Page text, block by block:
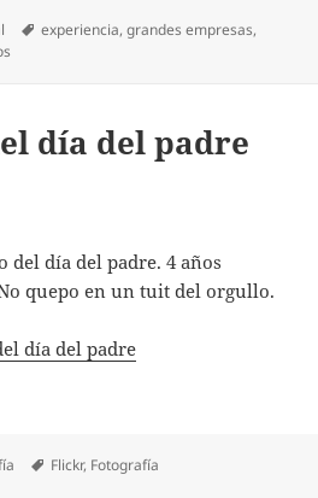
Etiquetas
experiencia,grandes empresas,
día del padre
del día del padre. 4 años
quepo en un tuit del orgullo.
día del padre
Etiquetas
Flickr, Fotografí­a
regalo del día del padre